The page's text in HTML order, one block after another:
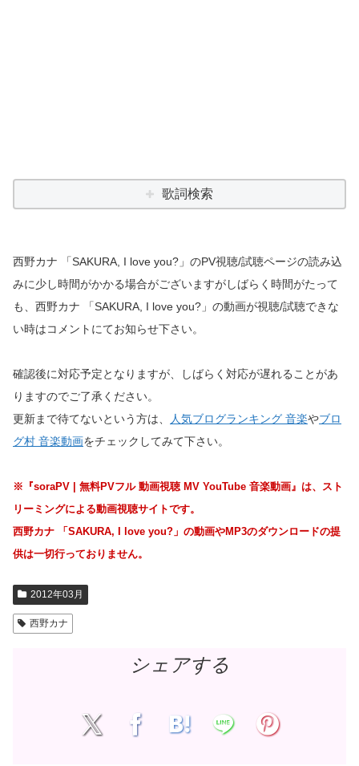
歌詞検索
西野カナ 「SAKURA, I love you?」のPV視聴/試聴ページの読み込
みに少し時間がかかる場合がございますがしばらく時間がたって
も、西野カナ 「SAKURA, I love you?」の動画が視聴/試聴できな
い時はコメントにてお知らせ下さい。
確認後に対応予定となりますが、しばらく対応が遅れることがあ
りますのでご了承ください。
更新まで待てないという方は、
人気ブログランキング 音楽やブロ
グ村 音楽動画をチェックしてみて下さい。
※『soraPV | 無料PVフル 動画視聴 MV YouTube 音楽動画』は、スト
リーミングによる動画視聴サイトです。
西野カナ 「SAKURA, I love you?」の動画やMP3のダウンロードの提
供は一切行っておりません。
2012年03月
西野カナ
シェアする